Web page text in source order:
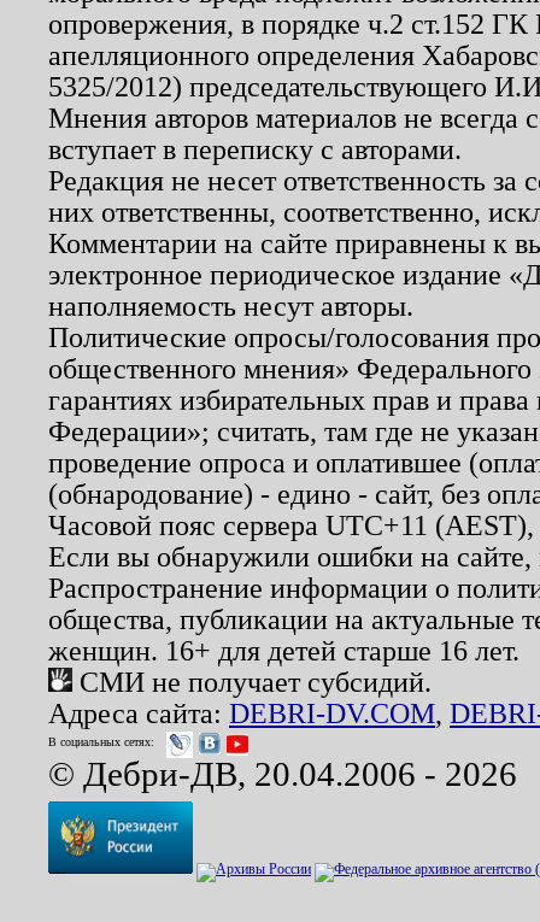
опровержения, в порядке ч.2 ст.152
апелляционного определения
5325/2012) председательствующего
Мнения авторов материалов не
вступает в переписку с авторами.
Редакция не несет ответственность
них ответственны, соответственно,
Комментарии на сайте приравнены к
электронное периодическое издание
наполняемость несут авторы.
Политические опросы/голосования
общественного мнения»
гарантиях избирательных прав и
Федерации»; считать, там где не
проведение опроса и оплатившее
(обнародование) - едино - сайт, без
Часовой пояс сервера UTC+11
Если вы обнаружили ошибки на
Распространение информации о
общества, публикации на актуальные
женщин. 16+ для детей старше 16 лет.
СМИ не получает субсидий.
Адреса сайта: DEBRI-DV.COM,
В социальных сетях:
© Дебри-ДВ, 20.04.2006 - 2026